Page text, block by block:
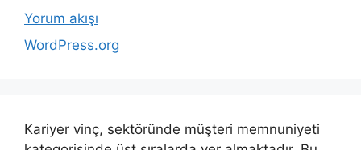
Yorum akışı
WordPress.org
Kariyer vinç, sektöründe müşteri memnuniyeti